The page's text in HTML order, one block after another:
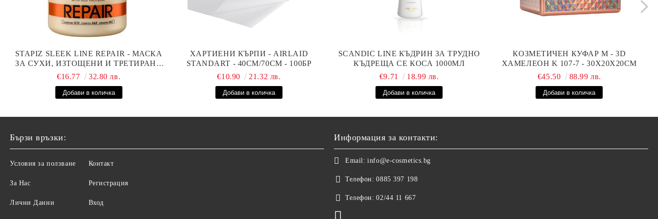
STAPIZ SLEEK LINE REPAIR - МАСКА
ЗА СУХИ, ИЗТОЩЕНИ И ТРЕТИРАНИ
КОСИ С КОПРИНЕНИ ПРОТЕИНИ,
€16.77 32.80 лв.
ХАРТИЕНИ КЪРПИ - AIRLAID
STANDART - 40СМ/70СМ - 100БР
€10.90
21.32 лв.
SCANDIC LINE КЪДРИН ЗА ТРУДНО
КЪДРЕЩА СЕ КОСА 1000МЛ
€9.71
18.99 лв.
КОЗМЕТИЧЕН КУФАР М - 3D
ХАМЕЛЕОН K 107-7 - 30X20X20СМ
€45.50
88.99 лв.
Бързи връзки:
Условия за ползване
За Нас
Лични Данни
Контакт
Регистрация
Вход
Информация за контакти:
Email: info@e-cosmetics.bg
Телефон: 0885 397 198
Телефон: 02/44 11 667